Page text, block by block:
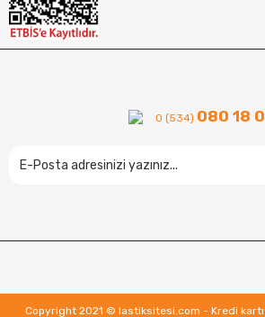
0 (534) 080 18
Copyright 2021 © lastiksitesi.com - Kredi